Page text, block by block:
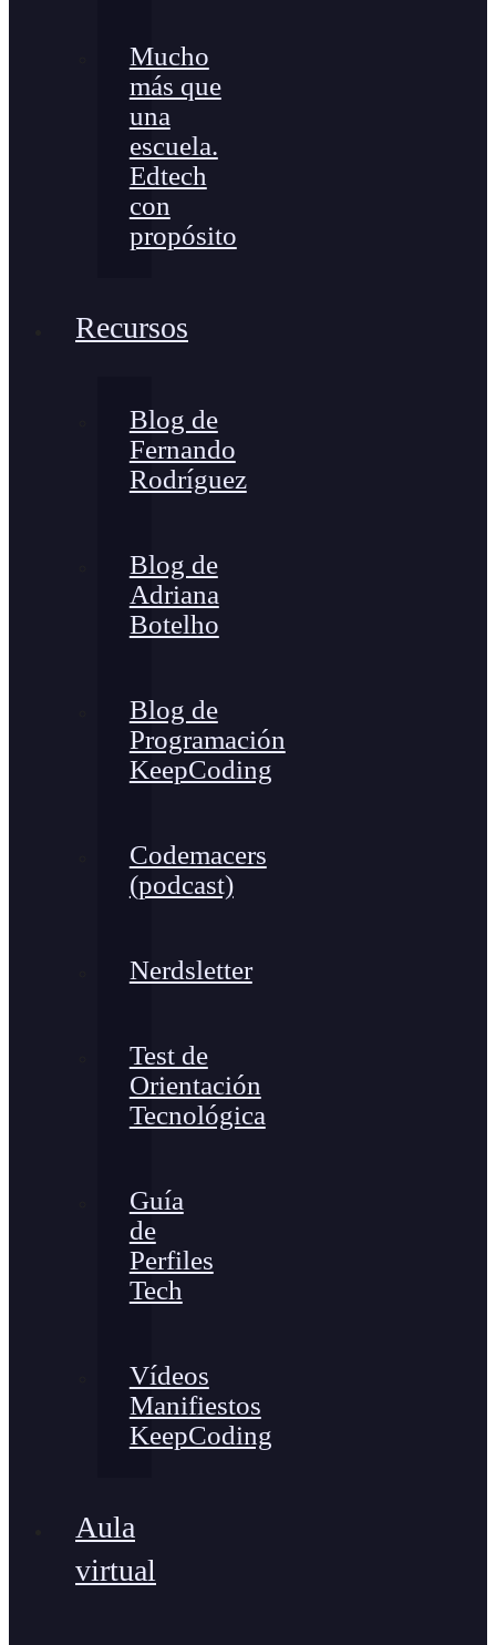
Mucho
más que
una
escuela.
Edtech
con
propósito
Recursos
Blog de
Fernando
Rodríguez
Blog de
Adriana
Botelho
Blog de
Programación
KeepCoding
Codemacers
(podcast)
Nerdsletter
Test de
Orientación
Tecnológica
Guía
de
Perfiles
Tech
Vídeos
Manifiestos
KeepCoding
Aula
virtual